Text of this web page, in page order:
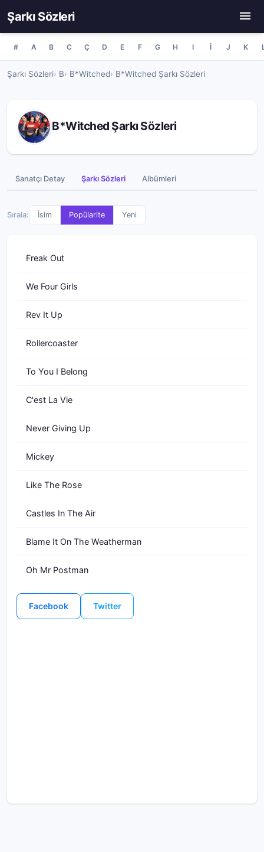
Şarkı Sözleri
# A B C Ç D E F G H I İ J K
Şarkı Sözleri B B*Witched B*Witched Şarkı Sözleri
B*Witched Şarkı Sözleri
Sanatçı Detay Şarkı Sözleri Albümleri
Sırala: İsim Popülarite Yeni
Freak Out
We Four Girls
Rev It Up
Rollercoaster
To You I Belong
C'est La Vie
Never Giving Up
Mickey
Like The Rose
Castles In The Air
Blame It On The Weatherman
Oh Mr Postman
Facebook Twitter